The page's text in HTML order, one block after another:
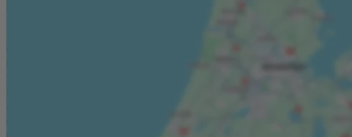
beperkingen bij het uitvoeren van de meting. In de akte zullen de